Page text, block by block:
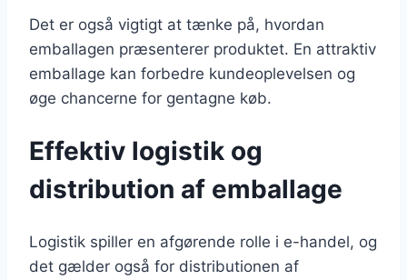
Det er også vigtigt at tænke på, hvordan
emballagen præsenterer produktet. En attraktiv
emballage kan forbedre kundeoplevelsen og
øge chancerne for gentagne køb.
Effektiv logistik og
distribution af emballage
Logistik spiller en afgørende rolle i e-handel, og
det gælder også for distributionen af